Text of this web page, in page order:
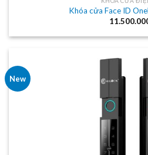
Khóa cửa Face ID
New